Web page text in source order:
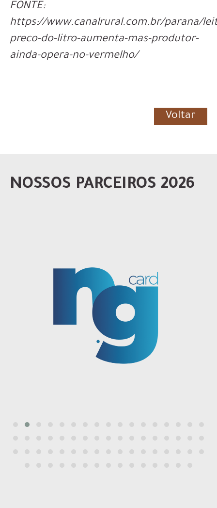
FONTE:
https://www.canalrural.com.br/parana/
preco-do-litro-aumenta-mas-produtor-
ainda-opera-no-vermelho/
Voltar
NOSSOS PARCEIROS 2026